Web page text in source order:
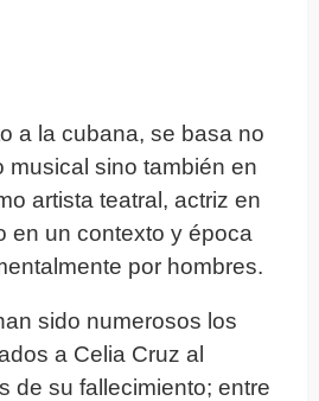
a la cubana, se basa no
musical sino también en
artista teatral, actriz en
en un contexto y época
por hombres.
sido numerosos los
a Celia Cruz al
de su fallecimiento; entre